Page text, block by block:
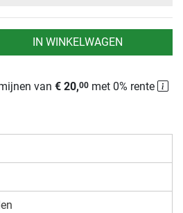
IN WINKELWAGEN
van € 20,00met 0% rente